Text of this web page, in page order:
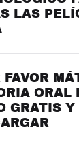
LAS
FAVOR
ORAL
GRATIS